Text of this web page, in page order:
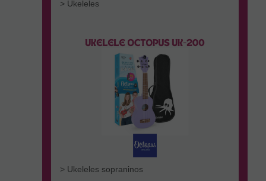
> Ukeleles
> Ukeleles sopraninos